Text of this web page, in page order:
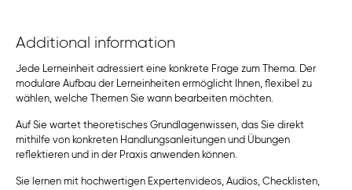
Additional information
Jede Lerneinheit adressiert eine konkrete Frage zum Thema. Der
modulare Aufbau der Lerneinheiten ermöglicht Ihnen, flexibel zu
wählen, welche Themen Sie wann bearbeiten möchten.
Auf Sie wartet theoretisches Grundlagenwissen, das Sie direkt
mithilfe von konkreten Handlungsanleitungen und Übungen
reflektieren und in der Praxis anwenden können.
Sie lernen mit hochwertigen Expertenvideos, Audios, Checklisten,